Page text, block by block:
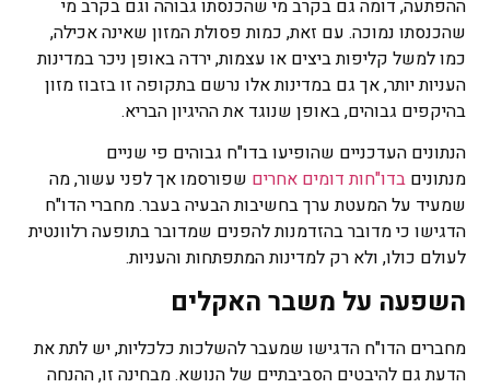
ההפתעה, דומה גם בקרב מי שהכנסתו גבוהה וגם בקרב מי
שהכנסתו נמוכה. עם זאת, כמות פסולת המזון שאינה אכילה,
כמו למשל קליפות ביצים או עצמות, ירדה באופן ניכר במדינות
העניות יותר, אך גם במדינות אלו נרשם בתקופה זו בזבוז מזון
בהיקפים גבוהים, באופן שנוגד את ההיגיון הבריא.
הנתונים העדכניים שהופיעו בדו"ח גבוהים פי שניים
מנתונים בדו"חות דומים אחרים שפורסמו אך לפני עשור, מה
שמעיד על המעטת ערך בחשיבות הבעיה בעבר. מחברי הדו"ח
הדגישו כי מדובר בהזדמנות להפנים שמדובר בתופעה רלוונטית
לעולם כולו, ולא רק למדינות המתפתחות והעניות.
השפעה על משבר האקלים
מחברים הדו"ח הדגישו שמעבר להשלכות כלכליות, יש לתת את
הדעת גם להיבטים הסביבתיים של הנושא. מבחינה זו, ההנחה